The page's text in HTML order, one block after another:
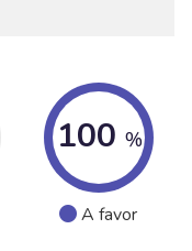
100 %
A favor